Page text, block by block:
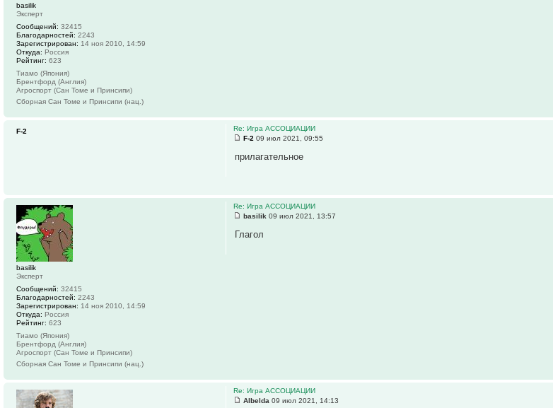
basilik
Эксперт
Сообщений: 32415
Благодарностей: 2243
Зарегистрирован: 14 ноя 2010, 14:59
Откуда: Россия
Рейтинг: 623
Тиамо (Япония)
Брентфорд (Англия)
Агроспорт (Сан Томе и Принсипи)
Сборная Сан Томе и Принсипи (нац.)
Re: Игра АССОЦИАЦИИ
F-2 09 июл 2021, 09:55
прилагательное
F-2
Re: Игра АССОЦИАЦИИ
basilik 09 июл 2021, 13:57
Глагол
basilik
Эксперт
Сообщений: 32415
Благодарностей: 2243
Зарегистрирован: 14 ноя 2010, 14:59
Откуда: Россия
Рейтинг: 623
Тиамо (Япония)
Брентфорд (Англия)
Агроспорт (Сан Томе и Принсипи)
Сборная Сан Томе и Принсипи (нац.)
Re: Игра АССОЦИАЦИИ
Albelda 09 июл 2021, 14:13